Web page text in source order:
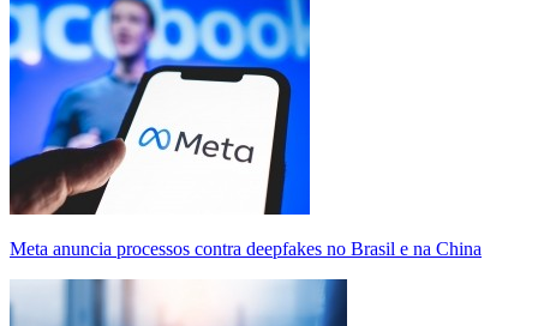
Meta anuncia processos contra deepfakes no Brasil e na China